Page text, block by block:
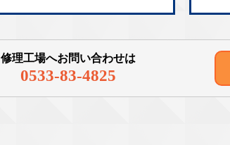
修理工場へお問い合わせは
0533-83-4825